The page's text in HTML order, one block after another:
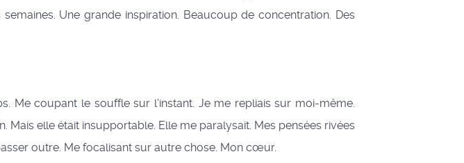
Une grande inspiration. Beaucoup de concentration. Des
coupant le souffle sur l’instant. Je me repliais sur moi-même.
elle était insupportable. Elle me paralysait. Mes pensées rivées
outre. Me focalisant sur autre chose. Mon cœur.